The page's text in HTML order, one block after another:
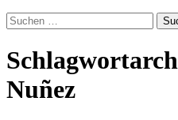
Suchen
nach:
Nuñez